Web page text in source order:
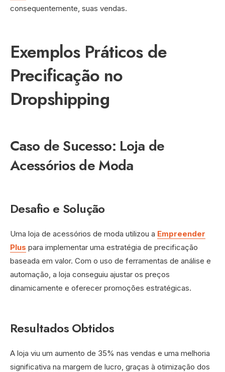
consequentemente, suas vendas.
Exemplos Práticos de
Precificação no
Dropshipping
Caso de Sucesso: Loja de
Acessórios de Moda
Desafio e Solução
Uma loja de acessórios de moda utilizou a Empreender
Plus para implementar uma estratégia de precificação
baseada em valor. Com o uso de ferramentas de análise e
automação, a loja conseguiu ajustar os preços
dinamicamente e oferecer promoções estratégicas.
Resultados Obtidos
A loja viu um aumento de 35% nas vendas e uma melhoria
significativa na margem de lucro, graças à otimização dos